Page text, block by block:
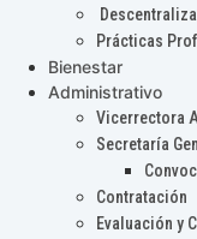
Prácticas
Bienestar
Administrativo
Vicerrectora
Secretaría
Contratación
Evaluación y